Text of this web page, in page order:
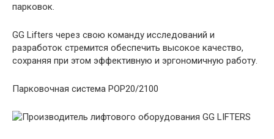
парковок.
GG Lifters через свою команду исследований и
разработок стремится обеспечить высокое качество,
сохраняя при этом эффективную и эргономичную работу.
Парковочная система POP20/2100